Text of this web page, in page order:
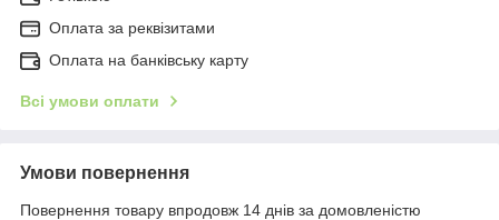
Оплата за реквізитами
Оплата на банківську карту
Всі умови оплати
Умови повернення
Повернення товару впродовж 14 днів за домовленістю